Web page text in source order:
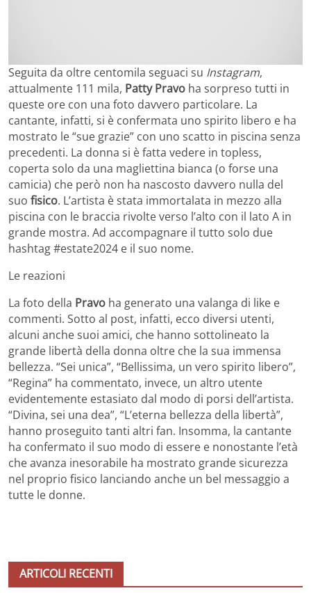
Seguita da oltre centomila seguaci su Instagram,
attualmente 111 mila, Patty Pravo ha sorpreso tutti in
queste ore con una foto davvero particolare. La
cantante, infatti, si è confermata uno spirito libero e ha
mostrato le “sue grazie” con uno scatto in piscina senza
precedenti. La donna si è fatta vedere in topless,
coperta solo da una magliettina bianca (o forse una
camicia) che però non ha nascosto davvero nulla del
suo fisico. L’artista è stata immortalata in mezzo alla
piscina con le braccia rivolte verso l’alto con il lato A in
grande mostra. Ad accompagnare il tutto solo due
hashtag #estate2024 e il suo nome.
Le reazioni
La foto della Pravo ha generato una valanga di like e
commenti. Sotto al post, infatti, ecco diversi utenti,
alcuni anche suoi amici, che hanno sottolineato la
grande libertà della donna oltre che la sua immensa
bellezza. “Sei unica”, “Bellissima, un vero spirito libero”,
“Regina” ha commentato, invece, un altro utente
evidentemente estasiato dal modo di porsi dell’artista.
“Divina, sei una dea”, “L’eterna bellezza della libertà”,
hanno proseguito tanti altri fan. Insomma, la cantante
ha confermato il suo modo di essere e nonostante l’età
che avanza inesorabile ha mostrato grande sicurezza
nel proprio fisico lanciando anche un bel messaggio a
tutte le donne.
ARTICOLI RECENTI